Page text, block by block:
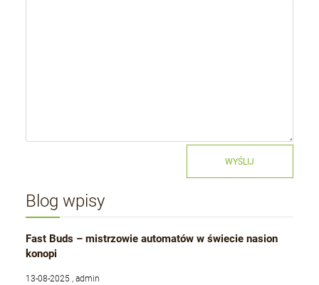
WYŚLIJ
Blog wpisy
Fast Buds – mistrzowie automatów w świecie nasion
konopi
13-08-2025 , admin